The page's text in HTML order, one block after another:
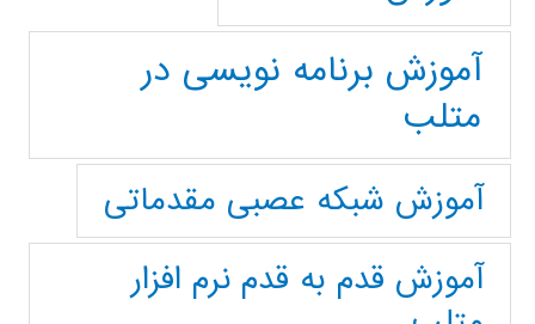
آموزش برنامه نویسی در
متلب
آموزش شبکه عصبی مقدماتی
آموزش قدم به قدم نرم افزار